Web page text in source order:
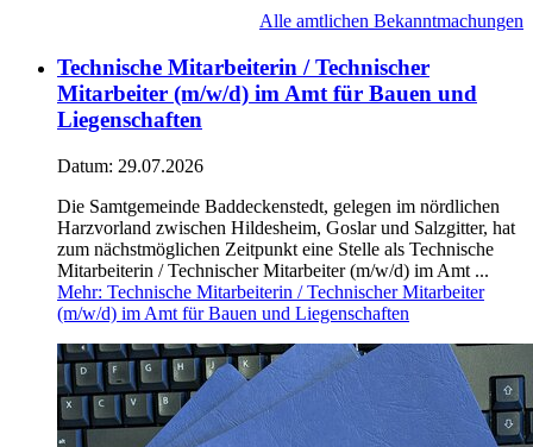
Alle amtlichen Bekanntmachungen
Technische Mitarbeiterin / Technischer
Mitarbeiter (m/w/d) im Amt für Bauen und
Liegenschaften
Datum: 29.07.2026
Die Samtgemeinde Baddeckenstedt, gelegen im nördlichen
Harzvorland zwischen Hildesheim, Goslar und Salzgitter, hat
zum nächstmöglichen Zeitpunkt eine Stelle als Technische
Mitarbeiterin / Technischer Mitarbeiter (m/w/d) im Amt ...
Mehr: Technische Mitarbeiterin / Technischer Mitarbeiter
(m/w/d) im Amt für Bauen und Liegenschaften